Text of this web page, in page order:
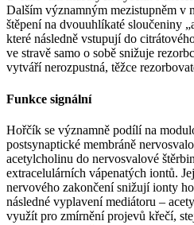
Dalším významným mezistupněm v
štěpení na dvouuhlíkaté sloučeniny
které následně vstupují do
ve stravě samo o sobě snižuje
vytváří nerozpustná, těžce
Funkce signální
Hořčík se významně podílí na
postsynaptické membráně
acetylcholinu do nervosvalové
extracelulárních vápenatých iontů.
nervového zakončení snižují ionty
následné vyplavení mediátoru –⁠
využít pro zmírnění projevů křečí,